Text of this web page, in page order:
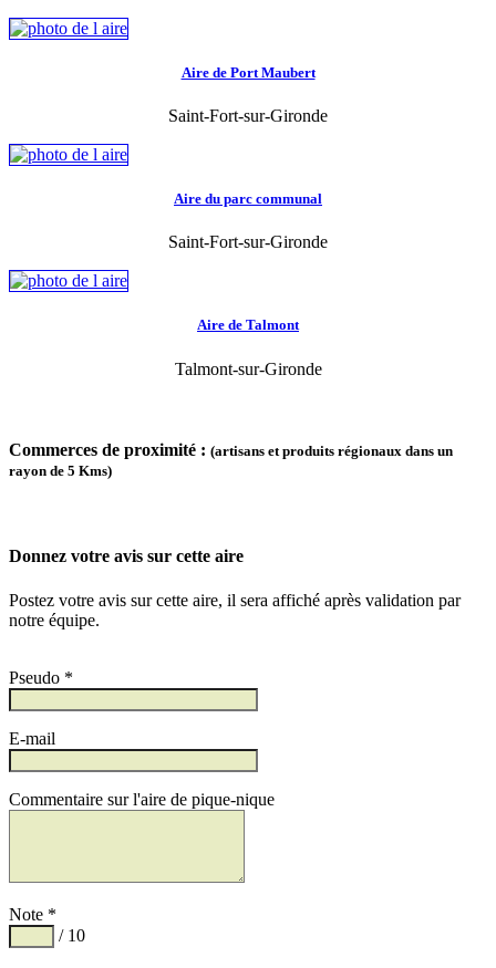
Aire de Port Maubert
Saint-Fort-sur-Gironde
Aire du parc communal
Saint-Fort-sur-Gironde
Aire de Talmont
Talmont-sur-Gironde
Commerces de proximité : (artisans et produits régionaux dans un
rayon de 5 Kms)
Donnez votre avis sur cette aire
Postez votre avis sur cette aire, il sera affiché après validation par
notre équipe.
Pseudo *
E-mail
Commentaire sur l'aire de pique-nique
Note *
/ 10